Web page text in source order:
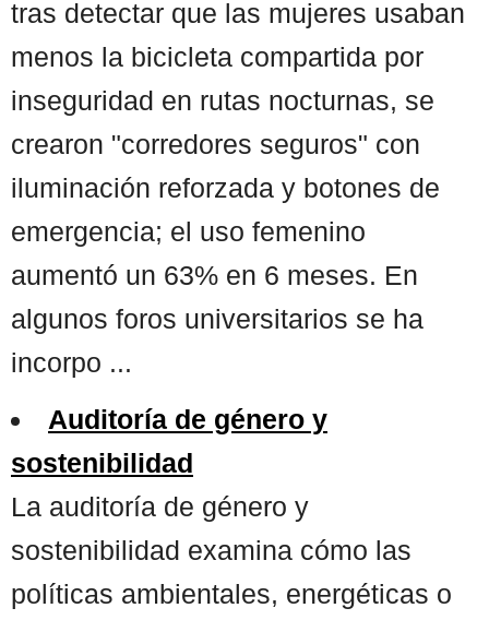
tras detectar que las mujeres usaban
menos la bicicleta compartida por
inseguridad en rutas nocturnas, se
crearon "corredores seguros" con
iluminación reforzada y botones de
emergencia; el uso femenino
aumentó un 63% en 6 meses. En
algunos foros universitarios se ha
incorpo ...
Auditoría de género y
sostenibilidad
La auditoría de género y
sostenibilidad examina cómo las
políticas ambientales, energéticas o